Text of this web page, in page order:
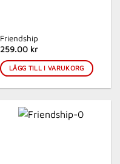
Friendship
259.00 kr
LÄGG TILL I VARUKORG